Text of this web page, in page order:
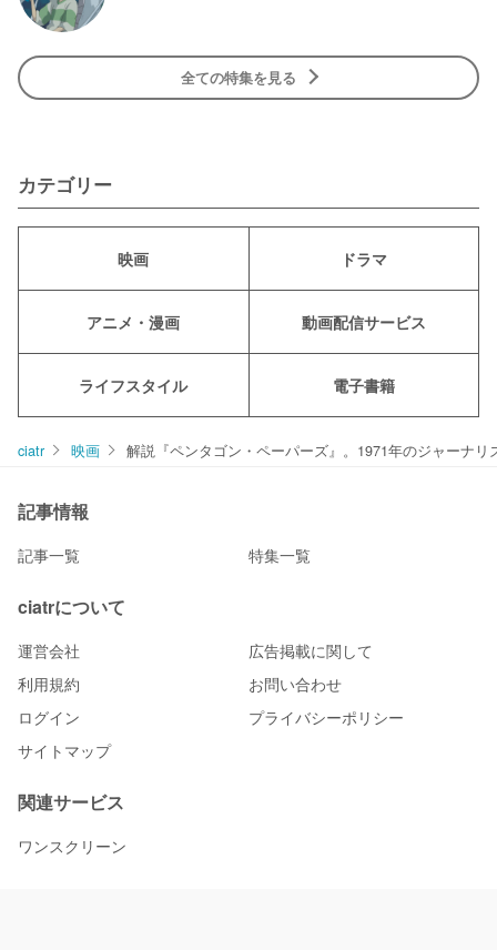
全ての特集を見る
カテゴリー
映画 ドラマ
アニメ・漫画 動画配信サービス
ライフスタイル 電子書籍
ciatr 映画 解説『ペンタゴン・ペーパーズ』。1971年のジャーナ
記事情報
記事一覧 特集一覧
ciatrについて
運営会社
広告掲載に関して
利用規約
お問い合わせ
ログイン
プライバシーポリシー
サイトマップ
関連サービス
ワンスクリーン